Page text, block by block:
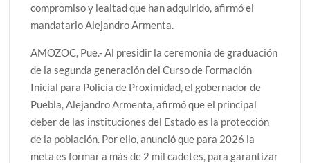
compromiso y lealtad que han adquirido, afirmó el
mandatario Alejandro Armenta.
AMOZOC, Pue.- Al presidir la ceremonia de graduación
de la segunda generación del Curso de Formación
Inicial para Policía de Proximidad, el gobernador de
Puebla, Alejandro Armenta, afirmó que el principal
deber de las instituciones del Estado es la protección
de la población. Por ello, anunció que para 2026 la
meta es formar a más de 2 mil cadetes, para garantizar